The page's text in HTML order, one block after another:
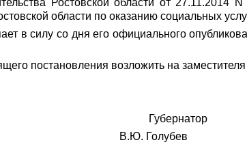
Ростовской области от 27.11.2014
области по оказанию социальных
в силу со дня его официального
постановления возложить на
Губернатор
В.Ю. Голубев